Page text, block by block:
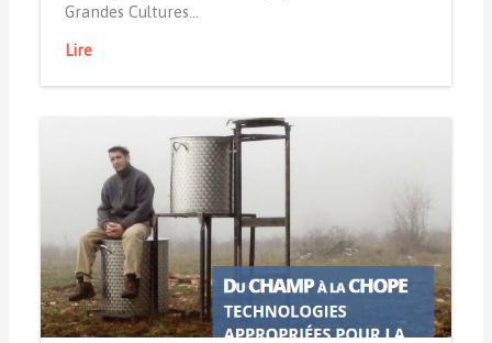
Grandes Cultures…
Lire